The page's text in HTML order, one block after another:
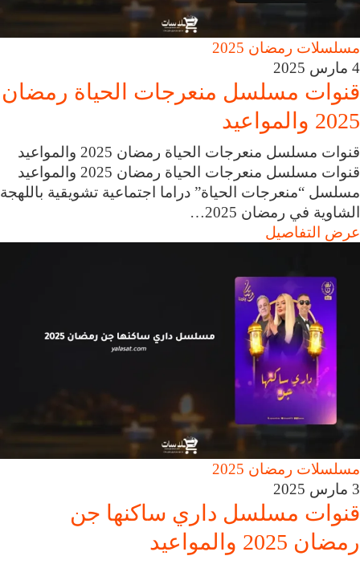
مسلسلات رمضان 2025
4 مارس 2025
قنوات مسلسل منعرجات الحياة رمضان
2025 والمواعيد
قنوات مسلسل منعرجات الحياة رمضان 2025 والمواعيد
قنوات مسلسل منعرجات الحياة رمضان 2025 والمواعيد
مسلسل “منعرجات الحياة” دراما اجتماعية تشويقية باللهجة
الشاوية في رمضان 2025…
عرض التفاصيل
مسلسلات رمضان 2025
3 مارس 2025
قنوات مسلسل داري ساكنها جن
رمضان 2025 والمواعيد